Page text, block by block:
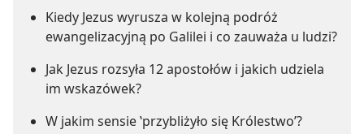
Kiedy Jezus wyrusza w kolejną podróż
ewangelizacyjną po Galilei i co zauważa u ludzi?
Jak Jezus rozsyła 12 apostołów i jakich udziela
im wskazówek?
W jakim sensie ‛przybliżyło się Królestwo’?